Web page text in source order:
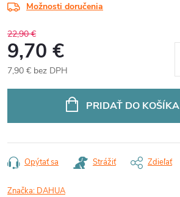
Možnosti doručenia
22,90 €
9,70 €
7,90 € bez DPH
PRIDAŤ DO KOŠÍKA
Opýtať sa Strážiť Zdieľať
Značka: DAHUA